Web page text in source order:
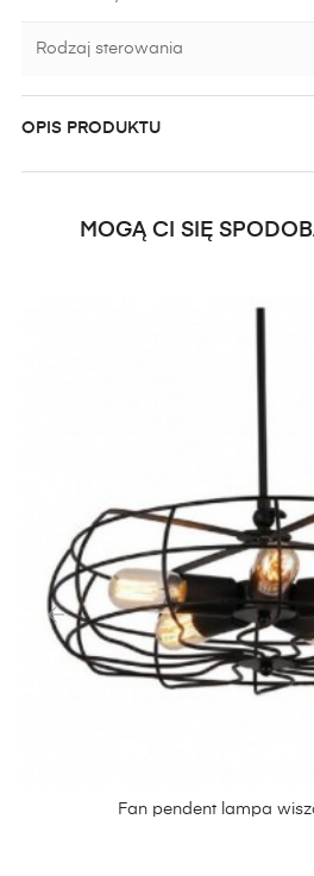
Rodzaj sterowania
OPIS PRODUKTU
MOGĄ CI SIĘ
Fan pendent lampa
‹